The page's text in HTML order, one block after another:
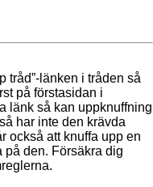
tråd”-länken i tråden så
på förstasidan i
länk så kan uppknuffning
har inte den krävda
också att knuffa upp en
på den. Försäkra dig